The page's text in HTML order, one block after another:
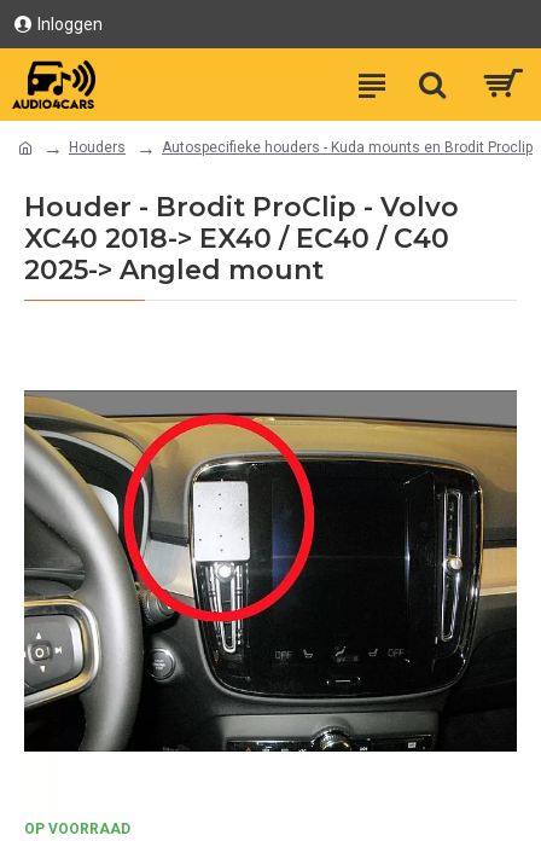
Inloggen
Houders Autospecifieke houders - Kuda mounts en Brodit Proclip
Houder - Brodit ProClip - Volvo
XC40 2018-> EX40 / EC40 / C40
2025-> Angled mount
OP VOORRAAD